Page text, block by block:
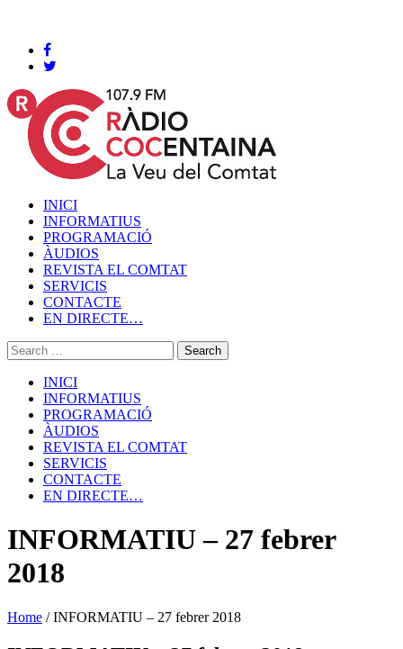
INICI
INFORMATIUS
PROGRAMACIÓ
ÀUDIOS
REVISTA EL COMTAT
SERVICIS
CONTACTE
EN DIRECTE…
INICI
INFORMATIUS
PROGRAMACIÓ
ÀUDIOS
REVISTA EL COMTAT
SERVICIS
CONTACTE
EN DIRECTE…
INFORMATIU – 27 febrer
2018
Home /INFORMATIU – 27 febrer 2018